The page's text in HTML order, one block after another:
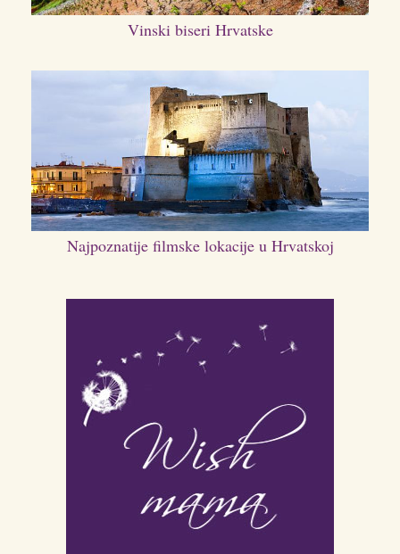
Vinski biseri Hrvatske
Najpoznatije filmske lokacije u Hrvatskoj